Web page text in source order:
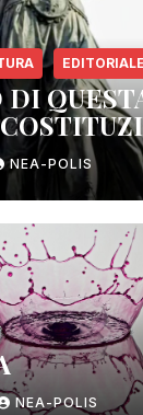
EDITORIALE
DI
GLI
NEA-POLIS
NEA-POLIS